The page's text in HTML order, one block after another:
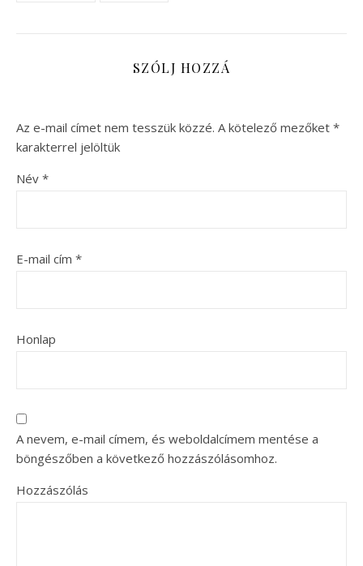
SZÓLJ HOZZÁ
Az e-mail címet nem tesszük közzé. A kötelező mezőket *
karakterrel jelöltük
Név *
E-mail cím *
Honlap
A nevem, e-mail címem, és weboldalcímem mentése a
böngészőben a következő hozzászólásomhoz.
Hozzászólás